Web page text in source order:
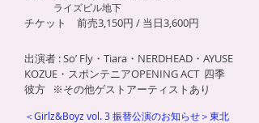
ライズビル地下
​チケット 前売3,150円 / 当日3,600円
出演者 : So’ Fly・Tiara・NERDHEAD・AYUSE
KOZUE・スポンテニアOPENING ACT 四季
彼方 ※その他ゲストアーティストあり
＜Girlz&Boyz vol. 3 振替公演のお知らせ＞東北